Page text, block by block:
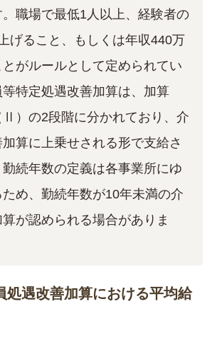
職場で最低1人以上、経験者の
げること、もしくは年収440万
がルールとして定められてい
特定処遇改善加算は、加算
Ⅱ）の2段階に分かれており、介
算に上乗せされる形で支給さ
続年数の定義は各事業所にゆ
め、勤続年数が10年未満の介
が認められる場合がありま
遇改善加算における平均給